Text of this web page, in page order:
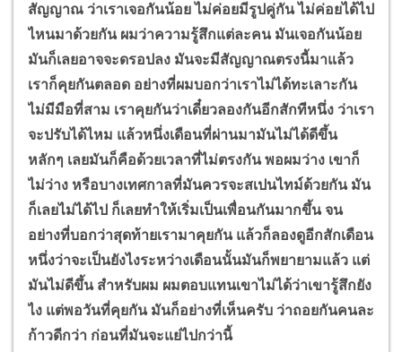
สัญญาณ ว่าเราเจอกันน้อย ไม่ค่อยมีรูปคู่กัน ไม่ค่อยได้ไป
ไหนมาด้วยกัน ผมว่าความรู้สึกแต่ละคน มันเจอกันน้อย
มันก็เลยอาจจะดรอปลง มันจะมีสัญญาณตรงนี้มาแล้ว
เราก็คุยกันตลอด อย่างที่ผมบอกว่าเราไม่ได้ทะเลาะกัน
ไม่มีมือที่สาม เราคุยกันว่าเดี๋ยวลองกันอีกสักทีหนึ่ง ว่าเรา
จะปรับได้ไหม แล้วหนึ่งเดือนที่ผ่านมามันไม่ได้ดีขึ้น
หลักๆ เลยมันก็คือด้วยเวลาที่ไม่ตรงกัน พอผมว่าง เขาก็
ไม่ว่าง หรือบางเทศกาลที่มันควรจะสเปนไทม์ด้วยกัน มัน
ก็เลยไม่ได้ไป ก็เลยทำให้เริ่มเป็นเพื่อนกันมากขึ้น จน
อย่างที่บอกว่าสุดท้ายเรามาคุยกัน แล้วก็ลองดูอีกสักเดือน
หนึ่งว่าจะเป็นยังไงระหว่างเดือนนั้นมันก็พยายามแล้ว แต่
มันไม่ดีขึ้น สำหรับผม ผมตอบแทนเขาไม่ได้ว่าเขารู้สึกยัง
ไง แต่พอวันที่คุยกัน มันก็อย่างที่เห็นครับ ว่าถอยกันคนละ
ก้าวดีกว่า ก่อนที่มันจะแย่ไปกว่านี้